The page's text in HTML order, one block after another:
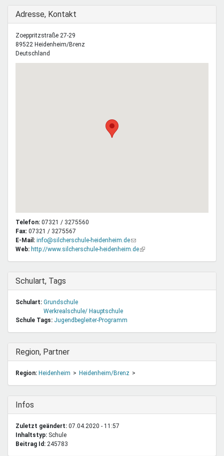
Ausblenden
Adresse, Kontakt
Zoeppritzstraße 27-29
89522 Heidenheim/Brenz
Deutschland
Telefon: 07321 / 3275560
Fax: 07321 / 3275567
E-Mail: info@silcherschule-heidenheim.de(Link
sendet
Web: http://www.silcherschule-heidenheim.de(Link
Ausblenden
Schulart, Tags
Schulart: Grundschule
Werkrealschule/ Hauptschule
Schule Tags: Jugendbegleiter-Programm
Ausblenden
Region, Partner
Region: Heidenheim Heidenheim/Brenz
Ausblenden
Infos
Zuletzt geändert: 07.04.2020 - 11:57
Inhaltstyp:
schule
Beitrag Id: 245783